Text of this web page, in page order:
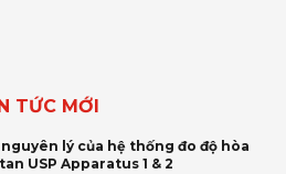
TỨC MỚI
lý của hệ thống đo độ hòa
tan USP Apparatus 1 & 2